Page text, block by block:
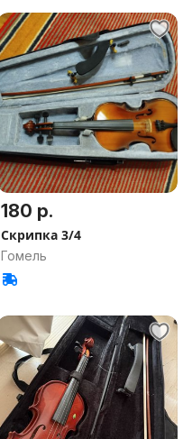
180 р.
Скрипка 3/4
Гомель